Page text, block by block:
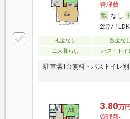
管理費-
なし
2階 /
礼金なし 敷金なし
二人暮らし
バス・トイ
駐車場1台無料・バストイレ別
3.80万円
管理費-